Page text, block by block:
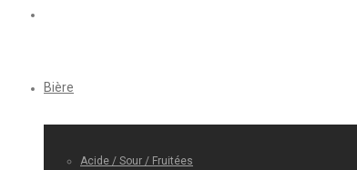
Bière
Acide / Sour / Fruitées